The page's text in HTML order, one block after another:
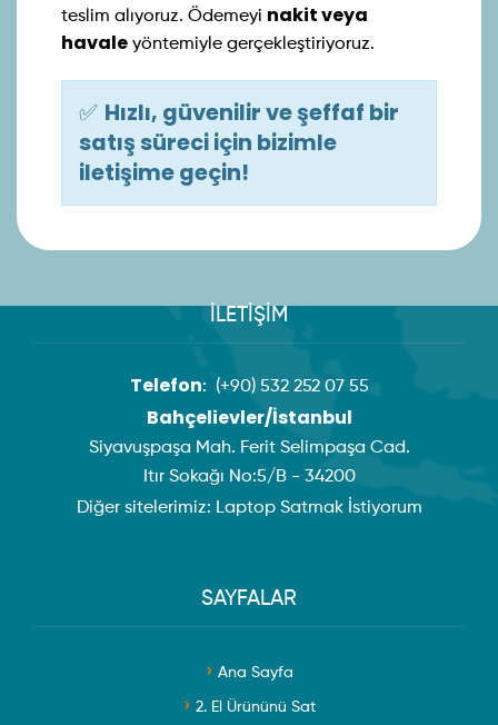
teslim alıyoruz. Ödemeyi nakit veya
havale yöntemiyle gerçekleştiriyoruz.
✅ Hızlı, güvenilir ve şeffaf bir
satış süreci için bizimle
iletişime geçin!
İLETİŞİM
Telefon: (+90) 532 252 07 55
Bahçelievler/İstanbul
Siyavuşpaşa Mah. Ferit Selimpaşa Cad.
Itır Sokağı No:5/B - 34200
Diğer sitelerimiz: Laptop Satmak İstiyorum
SAYFALAR
Ana Sayfa
2. El Ürününü Sat